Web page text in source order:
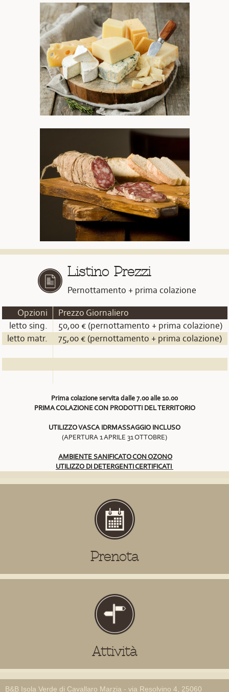
Listino Prezzi
Pernottamento + prima colazione
Opzioni
Prezzo Giornaliero
letto sing.
50,00 € (pernottamento + prima colazione)
letto matr.
75,00 € (pernottamento + prima colazione)
Prima colazione servita dalle 7.00 alle 10.00
PRIMA COLAZIONE CON PRODOTTI DEL TERRITORIO
UTILIZZO VASCA IDRMASSAGGIO INCLUSO
(APERTURA 1 APRILE 31 OTTOBRE)
AMBIENTE SANIFICATO CON OZONO
UTILIZZO DI DETERGENTI CERTIFICATI
Prenota
Attività
B&B Isola Verde di Cavallaro Marzia - via Resolvino 4, 25060